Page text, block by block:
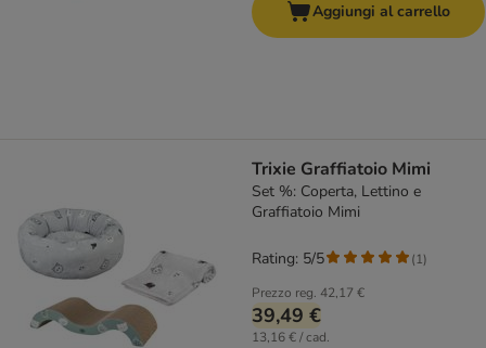
Aggiungi al carrello
Trixie Graffiatoio Mimi
Set %: Coperta, Lettino e
Graffiatoio Mimi
Prezzo reg. 42,17 €
39,49 €
13,16 € / cad.
Rating: 5/5 (1)